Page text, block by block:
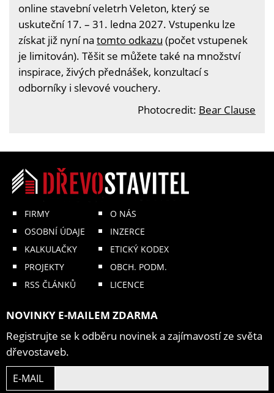
online stavební veletrh Veleton, který se
uskuteční 17. – 31. ledna 2027. Vstupenku lze
získat již nyní na tomto odkazu (počet vstupenek
je limitován). Těšit se můžete také na množství
inspirace, živých přednášek, konzultací s
odborníky i slevové vouchery.
Photocredit: Bear Clause
FIRMY
OSOBNÍ ÚDAJE
KALKULAČKY
PROJEKTY
RSS ČLÁNKŮ
O NÁS
INZERCE
ETICKÝ KODEX
OBCH. PODM.
LICENCE
NOVINKY E-MAILEM ZDARMA
Registrujte se k odběru novinek a zajímavostí ze světa
dřevostaveb.
E-MAIL